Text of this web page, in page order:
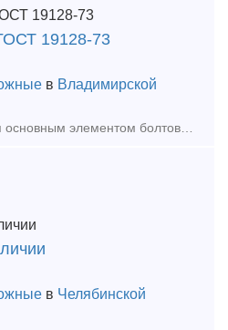
19128-73
в Владимирской
Накладки 1р-50 являются основным элементом болтовых стыков. Данное изделие имеет три отверстия d26 и три отверстия под стыковой болт. Накладка 1Р50 используется для скрепления с
в Челябинской